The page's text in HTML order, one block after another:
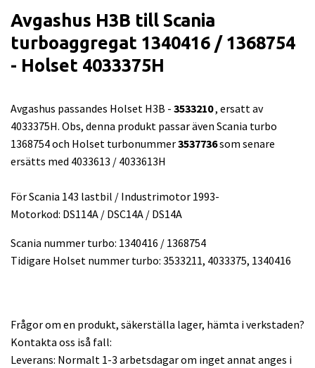
Avgashus H3B till Scania
turboaggregat 1340416 / 1368754
- Holset 4033375H
Avgashus passandes Holset H3B - 3533210, ersatt av
4033375H. Obs, denna produkt passar även Scania turbo
1368754 och Holset turbonummer3537736som senare
ersätts med 4033613 / 4033613H
För Scania 143 lastbil / Industrimotor 1993-
Motorkod: DS114A / DSC14A / DS14A
Scania nummer turbo: 1340416 / 1368754
Tidigare Holset nummer turbo: 3533211, 4033375, 1340416
Frågor om en produkt, säkerställa lager, hämta i verkstaden?
Kontakta oss iså fall:
Leverans: Normalt 1-3 arbetsdagar om inget annat anges i